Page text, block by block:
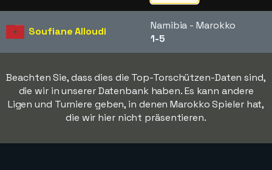
Soufiane Alloudi
Namibia - Marokko
1-5
Beachten Sie, dass dies die Top-Torschützen-Daten sind,
die wir in unserer Datenbank haben. Es kann andere
Ligen und Turniere geben, in denen Marokko Spieler hat,
die wir hier nicht präsentieren.